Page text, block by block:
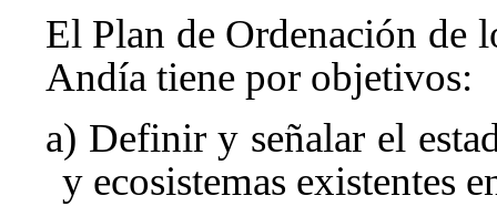
El Plan de Ordenación de
Andía tiene por objetivos:
a) Definir y señalar el
y ecosistemas existentes